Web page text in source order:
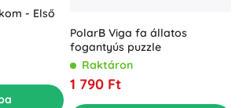
- Első
PolarB Viga fa állatos
fogantyús puzzle
Raktáron
1 790 Ft